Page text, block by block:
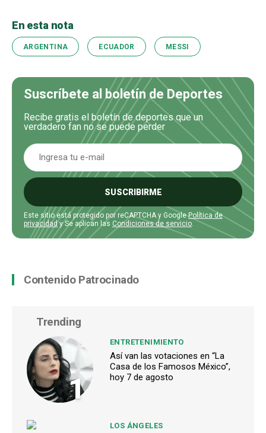
En esta nota
ARGENTINA ECUADOR MESSI
Suscríbete al boletín de Deportes
Recibe gratis el boletín de deportes que un
verdadero fan no se puede perder
SUSCRIBIRME
Este sitio está protegido por reCAPTCHA y GooglePolítica de
privacidady Se aplican las Condiciones de servicio
Contenido Patrocinado
Trending
1
ENTRETENIMIENTO
Así van las votaciones en “La
Casa de los Famosos México”,
hoy 7 de agosto
LOS ÁNGELES